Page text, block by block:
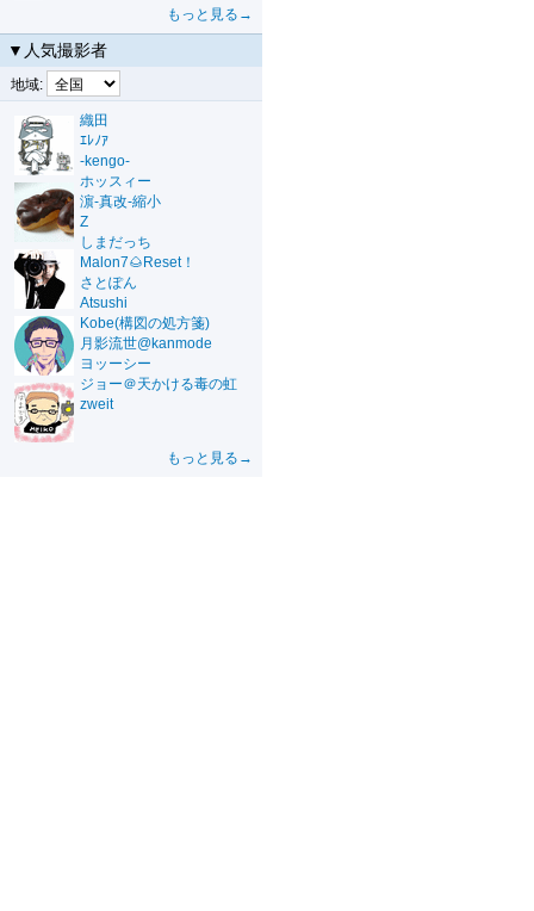
もっと見る→
▼人気撮影者
地域:
織田
ｴﾚﾉｱ
-kengo-
ホッスィー
濵-真改-縮小
Z
しまだっち
Malon7🌰Reset！
さとぽん
Atsushi
Kobe(構図の処方箋)
月影流世@kanmode
ヨッーシー
ジョー＠天かける毒の虹
zweit
もっと見る→